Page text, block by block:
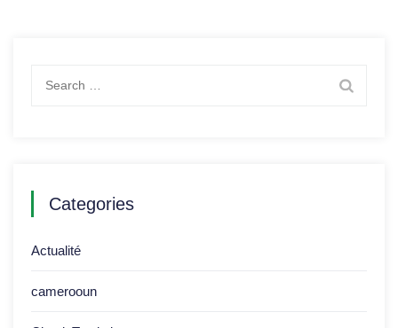
Categories
Actualité
camerooun